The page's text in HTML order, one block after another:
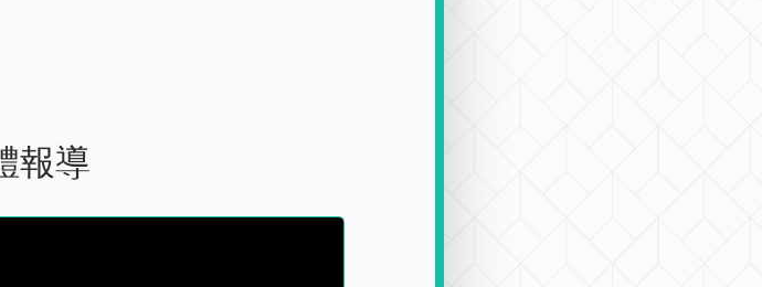
報導